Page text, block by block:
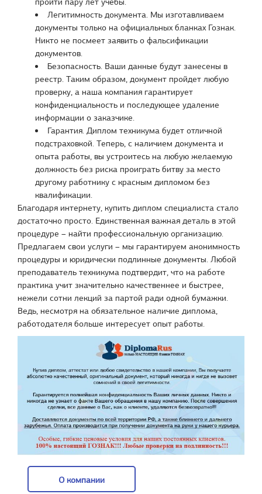
Легитимность документа. Мы изготавливаем
документы только на официальных бланках Гознак.
Никто не посмеет заявить о фальсификации
документов.
Безопасность. Ваши данные будут занесены в
реестр. Таким образом, документ пройдет любую
проверку, а наша компания гарантирует
конфиденциальность и последующее удаление
информации о заказчике.
Гарантия. Диплом техникума будет отличной
подстраховкой. Теперь, с наличием документа и
опыта работы, вы устроитесь на любую желаемую
должность без риска проиграть битву за место
другому работнику с красным дипломом без
квалификации.
Благодаря интернету, купить диплом специалиста стало
достаточно просто. Единственная важная деталь в этой
процедуре – найти профессиональную организацию.
Предлагаем свои услуги – мы гарантируем анонимность
процедуры и юридически подлинные документы. Любой
преподаватель техникума подтвердит, что на работе
практика учит значительно качественнее и быстрее,
нежели сотни лекций за партой ради одной бумажки.
Ведь, несмотря на обязательное наличие диплома,
работодателя больше интересует опыт работы.
О компании